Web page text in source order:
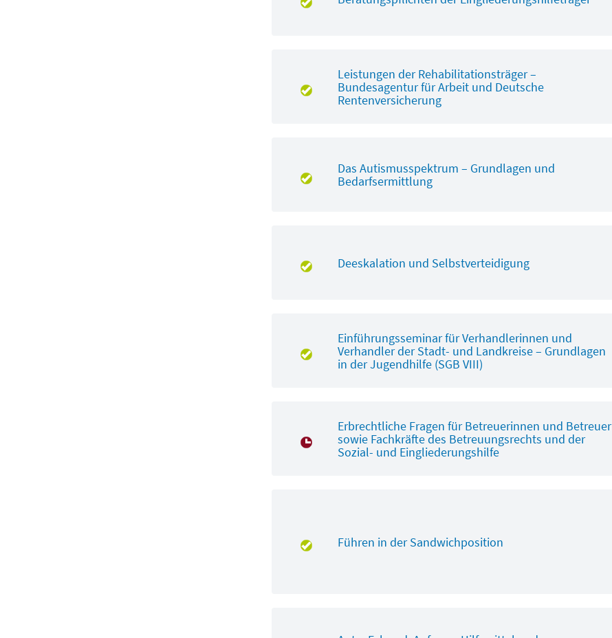
Leistungen der Rehabilitationsträger –
Bundesagentur für Arbeit und Deutsche
Rentenversicherung
Das Autismusspektrum – Grundlagen und
Bedarfsermittlung
Deeskalation und Selbstverteidigung
Einführungsseminar für Verhandlerinnen und
Verhandler der Stadt- und Landkreise – Grundlagen
in der Jugendhilfe (SGB VIII)
Erbrechtliche Fragen für Betreuerinnen und Betreuer
sowie Fachkräfte des Betreuungsrechts und der
Sozial- und Eingliederungshilfe
Führen in der Sandwichposition